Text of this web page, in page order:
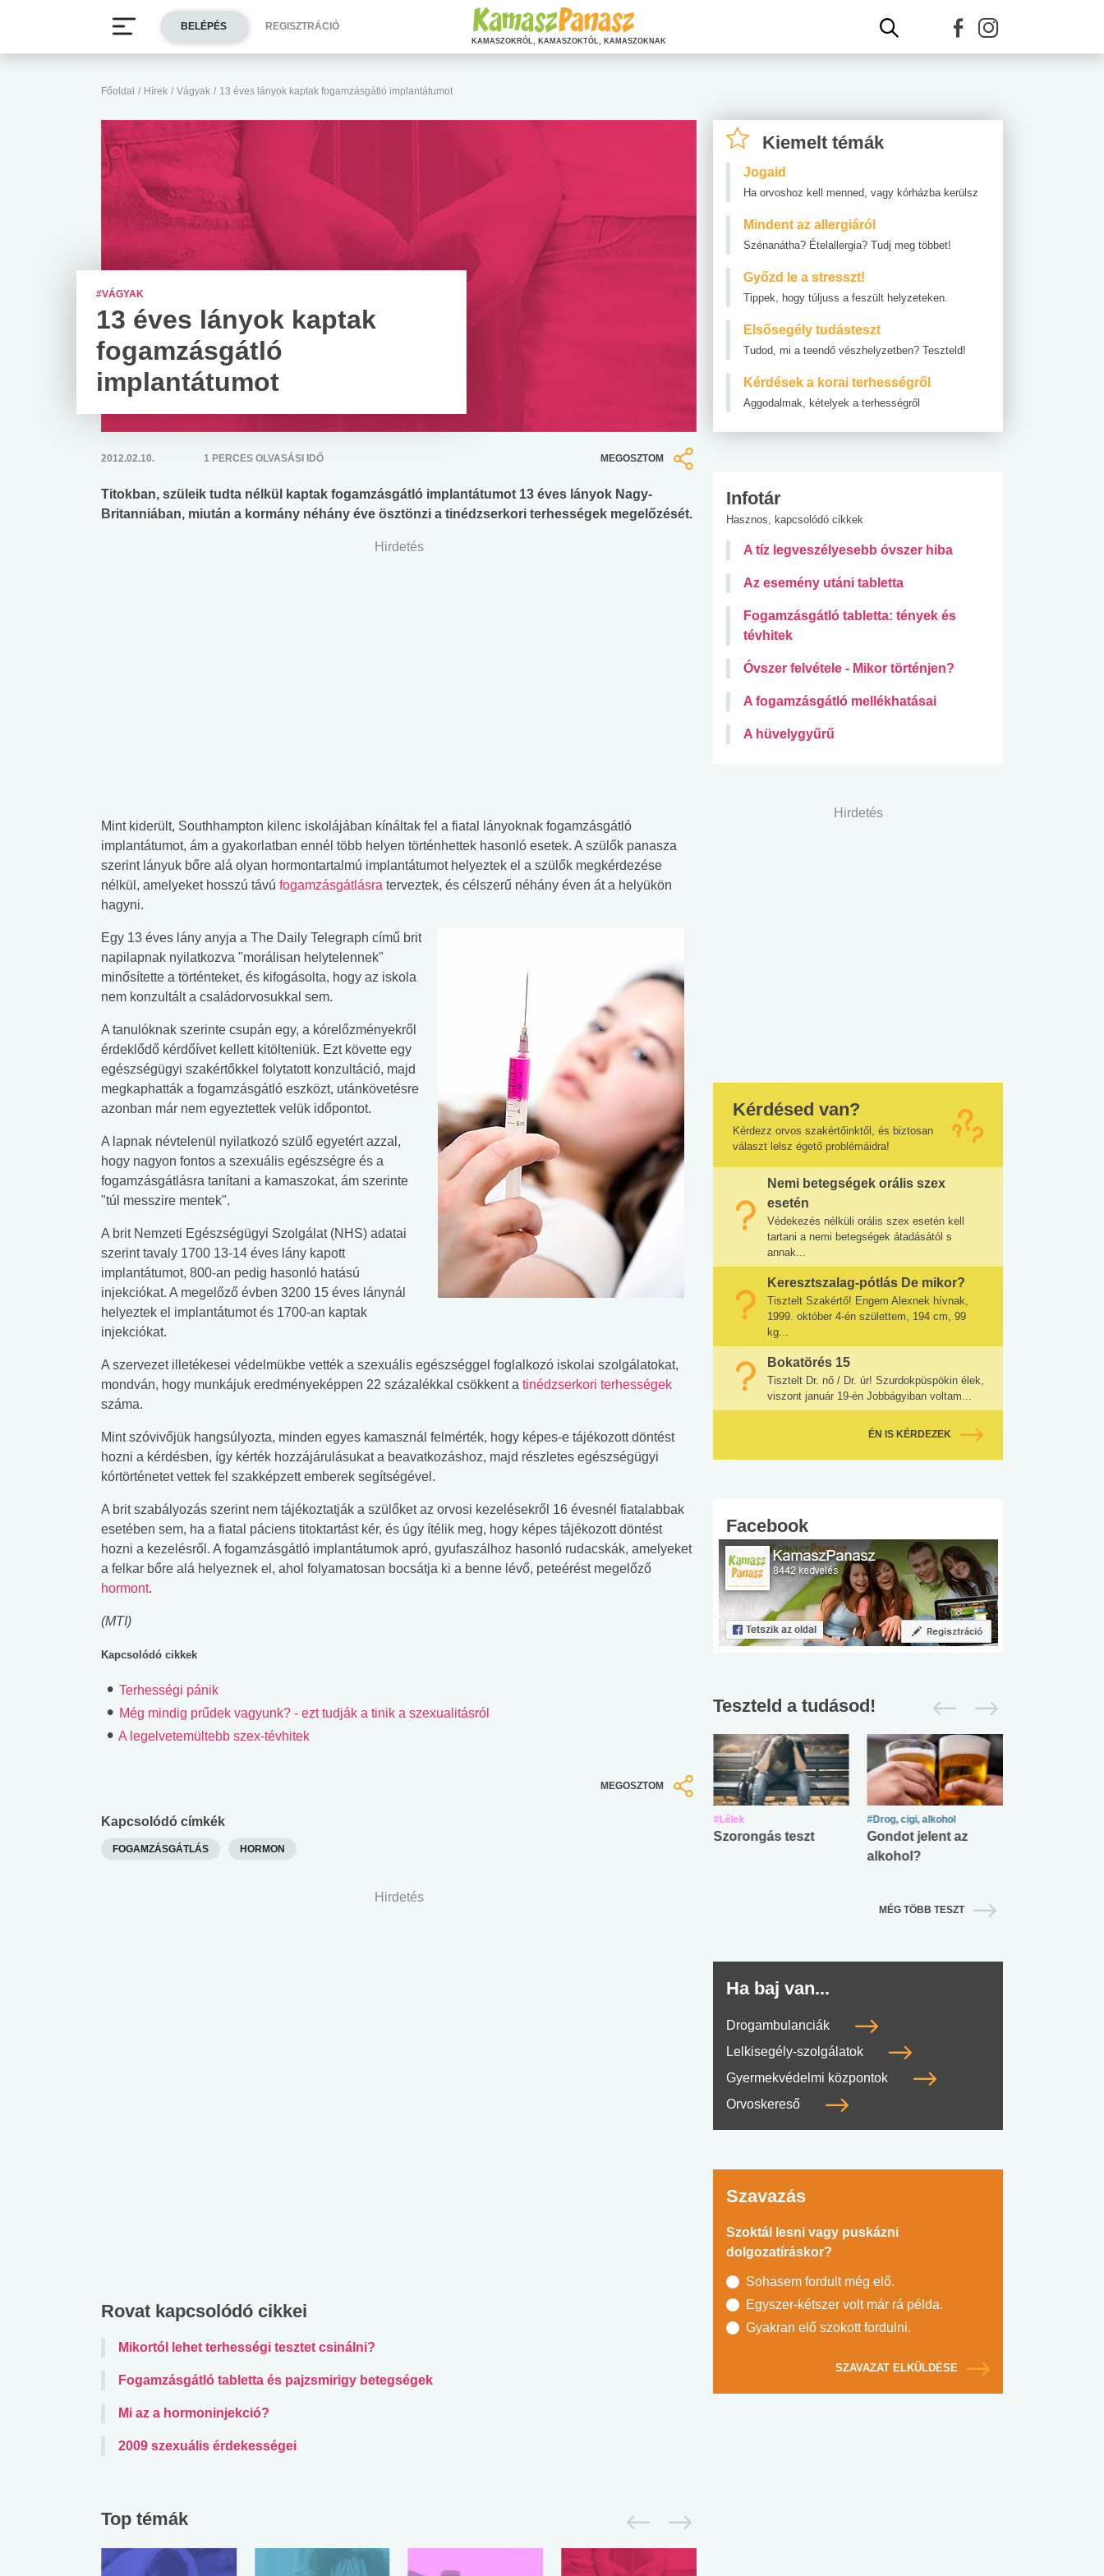
Főoldal / Hírek / Vágyak / 13 éves lányok kaptak fogamzásgátló implantátumot
#VÁGYAK
13 éves lányok kaptak
fogamzásgátló
implantátumot
2012.02.10. 1 PERCES OLVASÁSI IDŐ MEGOSZTOM
Titokban, szüleik tudta nélkül kaptak fogamzásgátló implantátumot 13 éves lányok Nagy-
Britanniában, miután a kormány néhány éve ösztönzi a tinédzserkori terhességek megelőzését.
Hirdetés
Mint kiderült, Southhampton kilenc iskolájában kínáltak fel a fiatal lányoknak fogamzásgátló
implantátumot, ám a gyakorlatban ennél több helyen történhettek hasonló esetek. A szülők panasza
szerint lányuk bőre alá olyan hormontartalmú implantátumot helyeztek el a szülők megkérdezése
nélkül, amelyeket hosszú távú fogamzásgátlásra terveztek, és célszerű néhány éven át a helyükön
hagyni.
Egy 13 éves lány anyja a The Daily Telegraph című brit
napilapnak nyilatkozva "morálisan helytelennek"
minősítette a történteket, és kifogásolta, hogy az iskola
nem konzultált a családorvosukkal sem.
A tanulóknak szerinte csupán egy, a kórelőzményekről
érdeklődő kérdőívet kellett kitölteniük. Ezt követte egy
egészségügyi szakértőkkel folytatott konzultáció, majd
megkaphatták a fogamzásgátló eszközt, utánkövetésre
azonban már nem egyeztettek velük időpontot.
A lapnak névtelenül nyilatkozó szülő egyetért azzal,
hogy nagyon fontos a szexuális egészségre és a
fogamzásgátlásra tanítani a kamaszokat, ám szerinte
"túl messzire mentek".
A brit Nemzeti Egészségügyi Szolgálat (NHS) adatai
szerint tavaly 1700 13-14 éves lány kapott
implantátumot, 800-an pedig hasonló hatású
injekciókat. A megelőző évben 3200 15 éves lánynál
helyeztek el implantátumot és 1700-an kaptak
injekciókat.
A szervezet illetékesei védelmükbe vették a szexuális egészséggel foglalkozó iskolai szolgálatokat,
mondván, hogy munkájuk eredményeképpen 22 százalékkal csökkent a tinédzserkori terhességek
száma.
Mint szóvivőjük hangsúlyozta, minden egyes kamasznál felmérték, hogy képes-e tájékozott döntést
hozni a kérdésben, így kérték hozzájárulásukat a beavatkozáshoz, majd részletes egészségügyi
kórtörténetet vettek fel szakképzett emberek segítségével.
A brit szabályozás szerint nem tájékoztatják a szülőket az orvosi kezelésekről 16 évesnél fiatalabbak
esetében sem, ha a fiatal páciens titoktartást kér, és úgy ítélik meg, hogy képes tájékozott döntést
hozni a kezelésről. A fogamzásgátló implantátumok apró, gyufaszálhoz hasonló rudacskák, amelyeket
a felkar bőre alá helyeznek el, ahol folyamatosan bocsátja ki a benne lévő, peteérést megelőző
hormont.
(MTI)
Kapcsolódó cikkek
Terhességi pánik
Még mindig prűdek vagyunk? - ezt tudják a tinik a szexualitásról
A legelvetemültebb szex-tévhitek
MEGOSZTOM
Kapcsolódó címkék
FOGAMZÁSGÁTLÁS HORMON
Hirdetés
Rovat kapcsolódó cikkei
Mikortól lehet terhességi tesztet csinálni?
Fogamzásgátló tabletta és pajzsmirigy betegségek
Mi az a hormoninjekció?
2009 szexuális érdekességei
Top témák
Kiemelt témák
Jogaid
Ha orvoshoz kell menned, vagy kórházba kerülsz
Mindent az allergiáról
Szénanátha? Ételallergia? Tudj meg többet!
Győzd le a stresszt!
Tippek, hogy túljuss a feszült helyzeteken.
Elsősegély tudásteszt
Tudod, mi a teendő vészhelyzetben? Teszteld!
Kérdések a korai terhességről
Aggodalmak, kételyek a terhességről
Infotár
Hasznos, kapcsolódó cikkek
A tíz legveszélyesebb óvszer hiba
Az esemény utáni tabletta
Fogamzásgátló tabletta: tények és
tévhitek
Óvszer felvétele - Mikor történjen?
A fogamzásgátló mellékhatásai
A hüvelygyűrű
Hirdetés
Kérdésed van?
Kérdezz orvos szakértőinktől, és biztosan
választ lelsz égető problémáidra!
Nemi betegségek orális szex
esetén
Védekezés nélküli orális szex esetén kell
tartani a nemi betegségek átadásától s
annak...
Keresztszalag-pótlás De mikor?
Tisztelt Szakértő! Engem Alexnek hívnak,
1999. október 4-én születtem, 194 cm, 99
kg...
Bokatörés 15
Tisztelt Dr. nő / Dr. úr! Szurdokpüspökin élek,
viszont január 19-én Jobbágyiban voltam...
ÉN IS KÉRDEZEK
Facebook
Teszteld a tudásod!
#Zöldövezet
lábnyomod?
tudásteszt
#Lélek
Szorongás teszt
#Drog, cigi, alkohol
Gondot jelent az
alkohol?
MÉG TÖBB TESZT
Ha baj van...
Drogambulanciák
Lelkisegély-szolgálatok
Gyermekvédelmi központok
Orvoskereső
Szavazás
Szoktál lesni vagy puskázni
dolgozatíráskor?
Sohasem fordult még elő.
Egyszer-kétszer volt már rá példa.
Gyakran elő szokott fordulni.
SZAVAZAT ELKÜLDÉSE
BELÉPÉS REGISZTRÁCIÓ
KAMASZOKRÓL, KAMASZOKTÓL, KAMASZOKNAK